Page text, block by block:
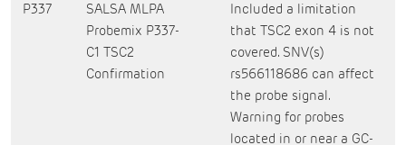
P337
SALSA MLPA
Probemix P337-
C1 TSC2
Confirmation
Included a limitation
that TSC2 exon 4 is not
covered. SNV(s)
rs566118686 can affect
the probe signal.
Warning for probes
located in or near a GC-